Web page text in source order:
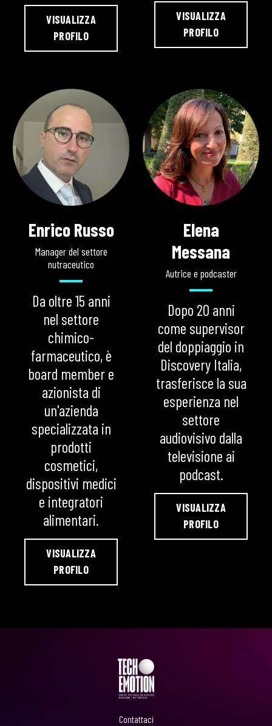
VISUALIZZA
PROFILO
VISUALIZZA
PROFILO
Enrico Russo
Manager del settore
nutraceutico
Da oltre 15 anni
nel settore
chimico-
farmaceutico, è
board member e
azionista di
un'azienda
specializzata in
prodotti
cosmetici,
dispositivi medici
e integratori
alimentari.
VISUALIZZA
PROFILO
Elena
Messana
Autrice e podcaster
Dopo 20 anni
come supervisor
del doppiaggio in
Discovery Italia,
trasferisce la sua
esperienza nel
settore
audiovisivo dalla
televisione ai
podcast.
VISUALIZZA
PROFILO
Contattaci